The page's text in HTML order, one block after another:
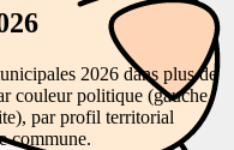
2026 dans plus de
couleur politique (gauche,
par profil territorial
commune.